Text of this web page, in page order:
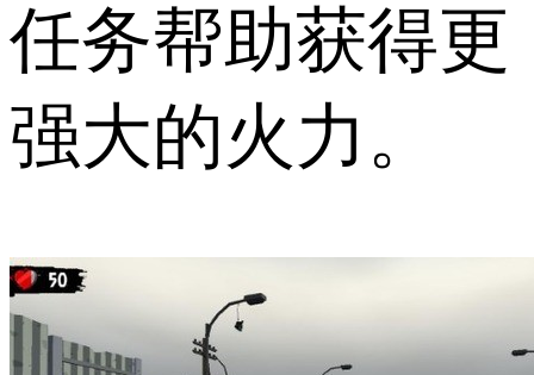
任务帮助获得更
强大的火力。